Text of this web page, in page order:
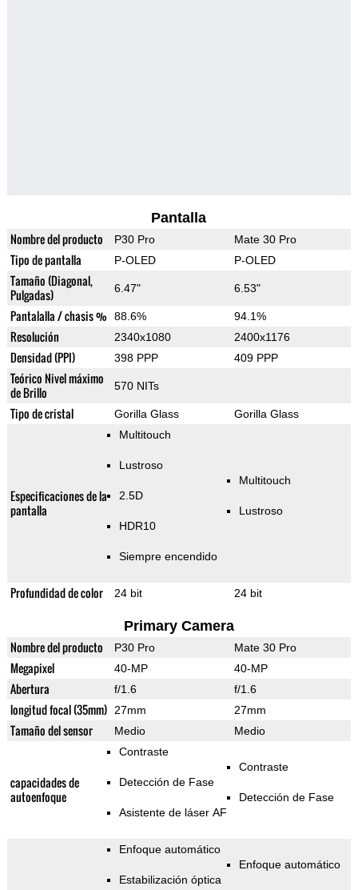
Pantalla
Nombre del producto P30 Pro Mate 30 Pro
Tipo de pantalla P-OLED P-OLED
Tamaño (Diagonal,
Pulgadas)
6.47" 6.53"
Pantalalla / chasis % 88.6% 94.1%
Resolución 2340x1080 2400x1176
Densidad (PPI) 398 PPP 409 PPP
Teórico Nivel máximo
de Brillo
570 NITs
Tipo de cristal Gorilla Glass Gorilla Glass
Especificaciones de la
pantalla
Multitouch
Lustroso
2.5D
HDR10
Siempre encendido
Multitouch
Lustroso
Profundidad de color 24 bit 24 bit
Primary Camera
Nombre del producto P30 Pro Mate 30 Pro
Megapixel 40-MP 40-MP
Abertura f/1.6 f/1.6
longitud focal (35mm) 27mm 27mm
Tamaño del sensor Medio Medio
capacidades de
autoenfoque
Contraste
Detección de Fase
Asistente de láser AF
Contraste
Detección de Fase
Enfoque automático
Estabilización óptica
Enfoque automático